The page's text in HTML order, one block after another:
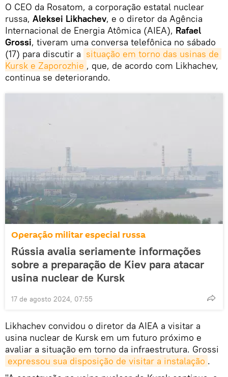
O CEO da Rosatom, a corporação estatal nuclear
russa, Aleksei Likhachev, e o diretor da Agência
Internacional de Energia Atômica (AIEA), Rafael
Grossi, tiveram uma conversa telefônica no sábado
(17) para discutir a situação em torno das usinas de
Kursk e Zaporozhie , que, de acordo com Likhachev,
continua se deteriorando.
Operação militar especial russa
Rússia avalia seriamente informações
sobre a preparação de Kiev para atacar
usina nuclear de Kursk
17 de agosto 2024, 07:55
Likhachev convidou o diretor da AIEA a visitar a
usina nuclear de Kursk em um futuro próximo e
avaliar a situação em torno da infraestrutura. Grossi
expressou sua disposição de visitar a instalação .